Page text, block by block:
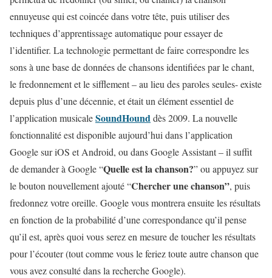
ennuyeuse qui est coincée dans votre tête, puis utiliser des
techniques d’apprentissage automatique pour essayer de
l’identifier. La technologie permettant de faire correspondre les
sons à une base de données de chansons identifiées par le chant,
le fredonnement et le sifflement – au lieu des paroles seules- existe
depuis plus d’une décennie, et était un élément essentiel de
l’application musicaleSoundHounddès 2009. La nouvelle
fonctionnalité est disponible aujourd’hui dans l’application
Google sur iOS et Android, ou dans Google Assistant – il suffit
de demander à Google “Quelle est la chanson?” ou appuyez sur
le bouton nouvellement ajouté “Chercher une chanson”, puis
fredonnez votre oreille. Google vous montrera ensuite les résultats
en fonction de la probabilité d’une correspondance qu’il pense
qu’il est, après quoi vous serez en mesure de toucher les résultats
pour l’écouter (tout comme vous le feriez toute autre chanson que
vous avez consulté dans la recherche Google).